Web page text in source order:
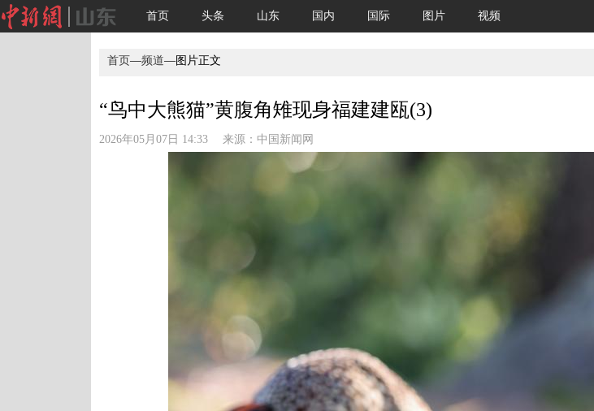
首页 头条 山东 国内 国际 图片 视频
首页—频道—图片正文
“鸟中大熊猫”黄腹角雉现身福建建瓯(3)
2026年05月07日 14:33 来源： 中国新闻网